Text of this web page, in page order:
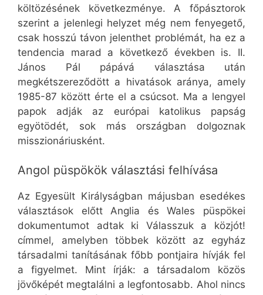
költözésének következménye. A főpásztorok
szerint a jelenlegi helyzet még nem fenyegető,
csak hosszú távon jelenthet problémát, ha ez a
tendencia marad a következő években is. II.
János Pál pápává választása után
megkétszereződött a hivatások aránya, amely
1985-87 között érte el a csúcsot. Ma a lengyel
papok adják az európai katolikus papság
egyötödét, sok más országban dolgoznak
misszionáriusként.
Angol püspökök választási felhívása
Az Egyesült Királyságban májusban esedékes
választások előtt Anglia és Wales püspökei
dokumentumot adtak ki Válasszuk a közjót!
címmel, amelyben többek között az egyház
társadalmi tanításának főbb pontjaira hívják fel
a figyelmet. Mint írják: a társadalom közös
jövőképét megtalálni a legfontosabb. Ahol nincs